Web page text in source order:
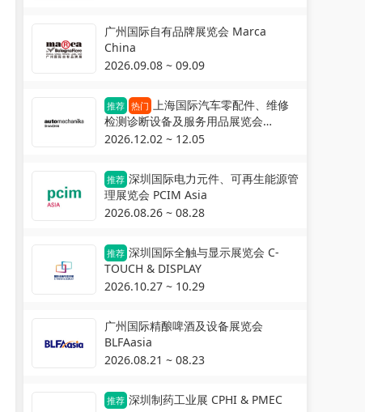
广州国际自有品牌展览会 Marca
China
2026.09.08 ~ 09.09
推荐 热门 上海国际汽车零配件、维修
检测诊断设备及服务用品展览会
Automechanika Shanghai
2026.12.02 ~ 12.05
推荐 深圳国际电力元件、可再生能源管
理展览会 PCIM Asia
2026.08.26 ~ 08.28
推荐 深圳国际全触与显示展览会 C-
TOUCH & DISPLAY
2026.10.27 ~ 10.29
广州国际精酿啤酒及设备展览会
BLFAasia
2026.08.21 ~ 08.23
推荐 深圳制药工业展 CPHI & PMEC